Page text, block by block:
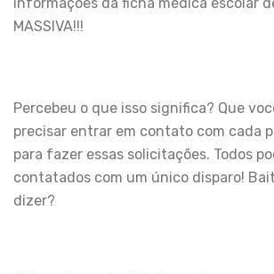
MASSIVA!!!
Percebeu o que isso significa? Que
precisar entrar em contato com cada
para fazer essas solicitações. Todos
contatados com um único disparo!
dizer?